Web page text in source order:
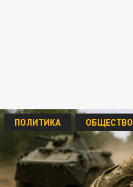
ПОЛИТИКА ОБЩЕСТВО